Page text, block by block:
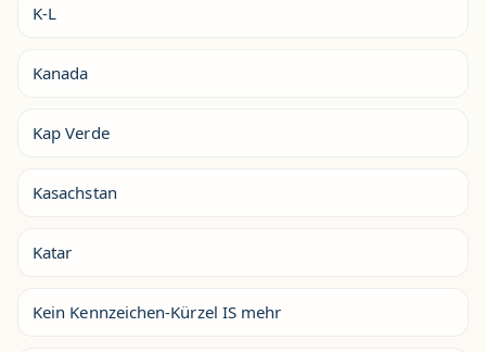
K-L
Kanada
Kap Verde
Kasachstan
Katar
Kein Kennzeichen-Kürzel IS mehr